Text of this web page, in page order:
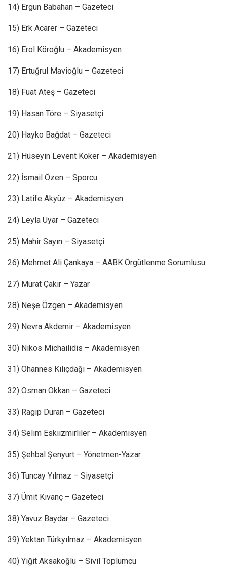
14) Ergun Babahan – Gazeteci
15) Erk Acarer – Gazeteci
16) Erol Köroğlu – Akademisyen
17) Ertuğrul Mavioğlu – Gazeteci
18) Fuat Ateş – Gazeteci
19) Hasan Töre – Siyasetçi
20) Hayko Bağdat – Gazeteci
21) Hüseyin Levent Köker – Akademisyen
22) İsmail Özen – Sporcu
23) Latife Akyüz – Akademisyen
24) Leyla Uyar – Gazeteci
25) Mahir Sayın – Siyasetçi
26) Mehmet Ali Çankaya – AABK Örgütlenme Sorumlusu
27) Murat Çakır – Yazar
28) Neşe Özgen – Akademisyen
29) Nevra Akdemir – Akademisyen
30) Nikos Michailidis – Akademisyen
31) Ohannes Kılıçdağı – Akademisyen
32) Osman Okkan – Gazeteci
33) Ragıp Duran – Gazeteci
34) Selim Eskiizmirliler – Akademisyen
35) Şehbal Şenyurt – Yönetmen-Yazar
36) Tuncay Yılmaz – Siyasetçi
37) Ümit Kıvanç – Gazeteci
38) Yavuz Baydar – Gazeteci
39) Yektan Türkyılmaz – Akademisyen
40) Yiğit Aksakoğlu – Sivil Toplumcu